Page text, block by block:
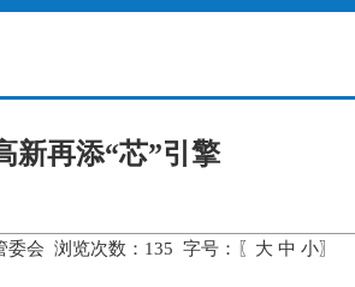
新再添“芯”引擎
会 浏览次数： 135 字号：〖 大 中 小〗